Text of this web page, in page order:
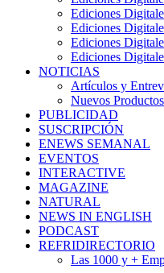
Ediciones
Ediciones
Ediciones
Ediciones
NOTICIAS
Artículos y
Nuevos Productos
PUBLICIDAD
SUSCRIPCIÓN
ENEWS SEMANAL
EVENTOS
INTERACTIVE
MAGAZINE
NATURAL
NEWS IN ENGLISH
PODCAST
REFRIDIRECTORIO
Las 1000 y +